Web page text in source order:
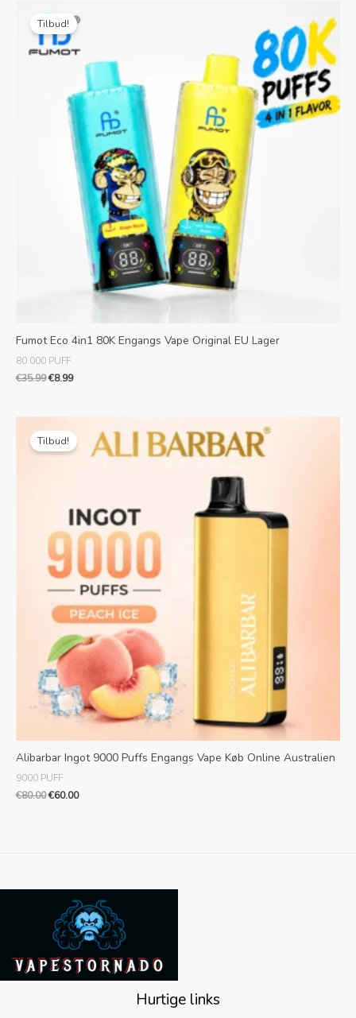
Tilbud!
Fumot Eco 4in1 80K Engangs Vape Original EU Lager
80.000 PUFF
€35.99
pris
var:
€35.99.
€8.99
pris
er:
Tilbud!
Alibarbar Ingot 9000 Puffs Engangs Vape Køb Online Australien
9000 PUFF
€80.00
pris
var:
€60.00
€60.00.
Hurtige links